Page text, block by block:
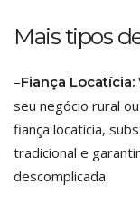
Mais tipos
–Fiança Locatícia:
seu negócio rural
fiança locatícia,
tradicional e
descomplicada.